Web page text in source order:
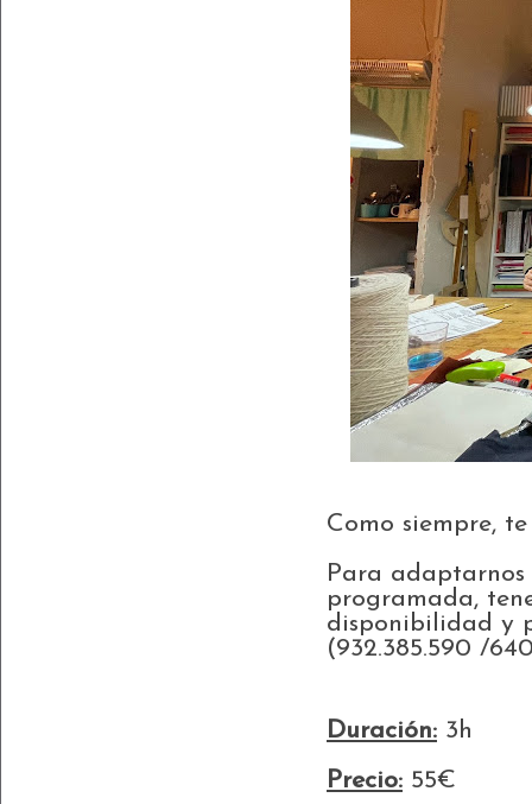
Como siempre,
Para adaptarnos
programada,
disponibilidad y
(932.385.590 /
Duración: 3h
Precio: 55€